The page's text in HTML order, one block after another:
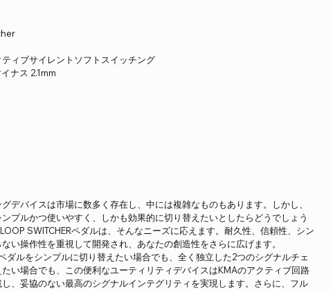
ィブサイレントソフトスイッチング
ナス 2.1mm
デバイスは市場に数多く存在し、中には複雑なものもあります。しかし、
プルかつ使いやすく、しかも効果的に切り替えたいとしたらどうでしょう
SWITCHERペダルは、そんなニーズに応えます。耐久性、信頼性、シン
い操作性を重視して開発され、あなたの創造性をさらに広げます。
ダルをシンプルに切り替えたい場合でも、全く独立した2つのシグナルチェ
い場合でも、この便利なユーティリティデバイスはKMAのアクティブ回路
、妥協のない最高のシグナルインテグリティを実現します。さらに、フル